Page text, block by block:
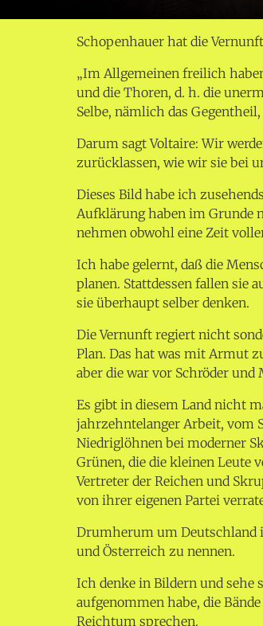
Schopenhauer hat die
„Im Allgemeinen freilich
und die Thoren, d. h. die
Selbe, nämlich das
Darum sagt Voltaire: Wir
zurücklassen, wie wir sie bei
Dieses Bild habe ich
Aufklärung haben im Grunde
nehmen obwohl eine Zeit
Ich habe gelernt, daß die
planen. Stattdessen fallen sie
sie überhaupt selber denken.
Die Vernunft regiert nicht
Plan. Das hat was mit Armut
aber die war vor Schröder und
Es gibt in diesem Land nicht
jahrzehntelanger Arbeit, vom
Niedriglöhnen bei moderner
Grünen, die die kleinen Leute
Vertreter der Reichen und
von ihrer eigenen Partei
Drumherum um Deutschland
und Österreich zu nennen.
Ich denke in Bildern und sehe
aufgenommen habe, die
Reichtum sprechen.